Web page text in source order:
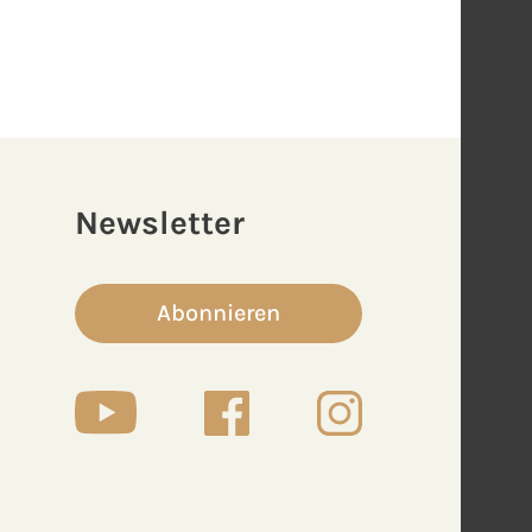
Newsletter
Abonnieren